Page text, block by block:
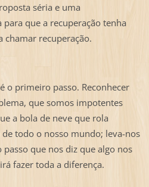
séria e uma
que a recuperação tenha
chamar recuperação.
o primeiro passo. Reconhecer
que somos impotentes
a bola de neve que rola
todo o nosso mundo; leva-nos
que nos diz que algo nos
fazer toda a diferença.